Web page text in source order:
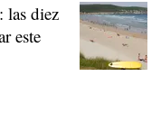
las diez
este